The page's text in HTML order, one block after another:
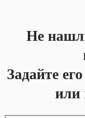
Не
Задайте
или